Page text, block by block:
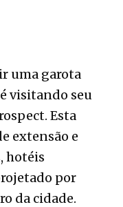
uma garota
visitando seu
Esta
extensão e
hotéis
por
da cidade.